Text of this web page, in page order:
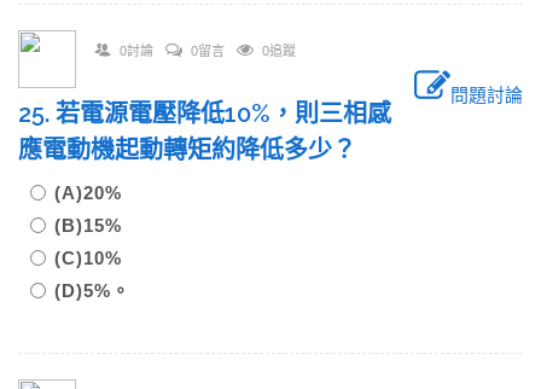
0討論 0留言 0追蹤
問題討論
25. 若電源電壓降低10%，則三相感
應電動機起動轉矩約降低多少？
(A)20%
(B)15%
(C)10%
(D)5%。